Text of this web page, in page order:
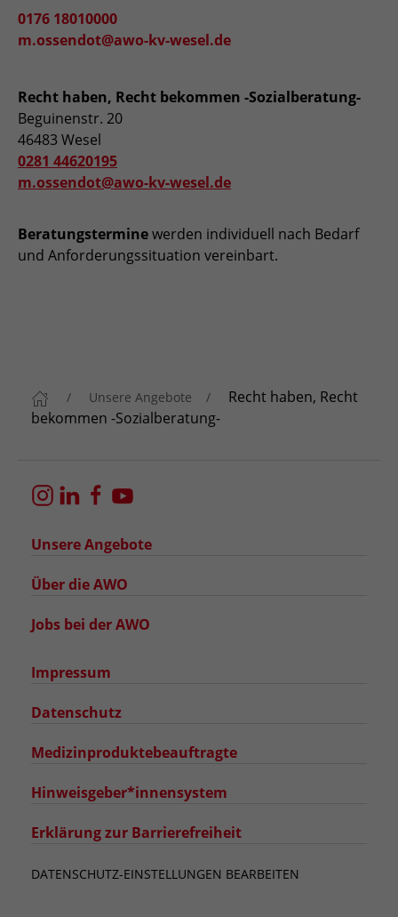
0176 18010000
m.ossendot@awo-kv-wesel.de
Recht haben, Recht bekommen -Sozialberatung-
Beguinenstr. 20
46483 Wesel
0281 44620195
m.ossendot@awo-kv-wesel.de
Beratungsterminewerden individuell nach Bedarf
und Anforderungssituation vereinbart.
Unsere Angebote
Recht haben, Recht
bekommen -Sozialberatung-
Unsere Angebote
Über die AWO
Jobs bei der AWO
Impressum
Datenschutz
Medizinproduktebeauftragte
Hinweisgeber*innensystem
Erklärung zur Barrierefreiheit
DATENSCHUTZ-EINSTELLUNGEN BEARBEITEN